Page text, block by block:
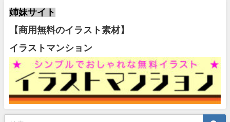
姉妹サイト
【商用無料のイラスト素材】
イラストマンション